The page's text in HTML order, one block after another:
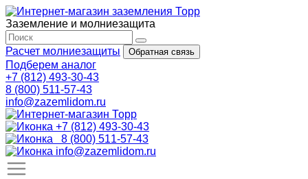
Заземление и молниезащита
Расчет молниезащиты Обратная связь
Подберем аналог
+7 (812) 493-30-43
8 (800) 511-57-43
info@zazemlidom.ru
+7 (812) 493-30-43
8 (800) 511-57-43
info@zazemlidom.ru